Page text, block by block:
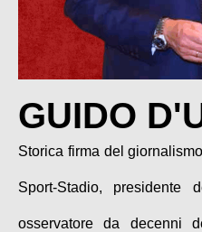
GUIDO
Storica firma del
Sport-Stadio, presidente
osservatore da decenni